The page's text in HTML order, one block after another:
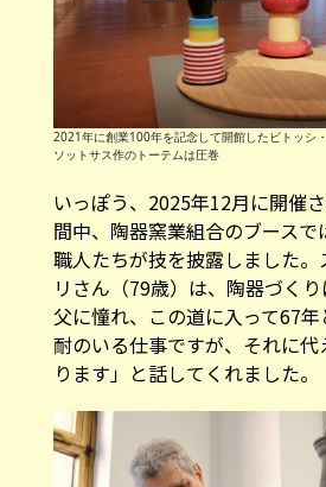
2021年に創業100年を記念して開館したビトッシ
ソットサス作のトーテムは圧巻
間中、陶器窯業組合のブース
職人たちが技を披露しました
リさん（79歳）は、陶器づく
父に憧れ、この道に入って67
耐のいる仕事ですが、それに代
ります」と話してくれました。